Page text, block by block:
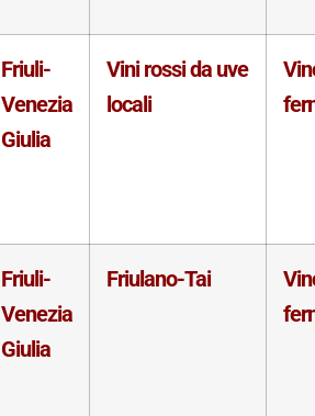
Friuli-
Venezia
Giulia
Vini rossi da uve
locali
Friuli-
Venezia
Giulia
Friulano-Tai